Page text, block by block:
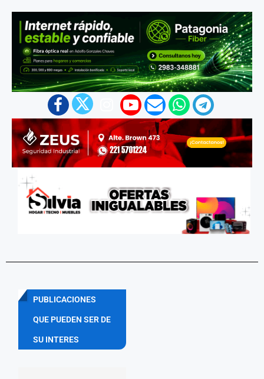
PUBLICACIONES
QUE PUEDEN SER DE
SU INTERES